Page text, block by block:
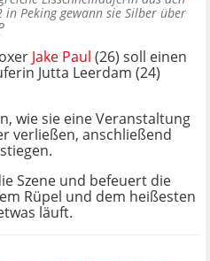
Peking gewann sie Silber über
Jake Paul (26) soll einen
Jutta Leerdam (24)
wie sie eine Veranstaltung
verließen, anschließend
Szene und befeuert die
Rüpel und dem heißesten
läuft.